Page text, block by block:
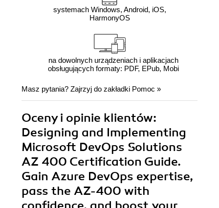
systemach Windows, Android, iOS,
HarmonyOS
na dowolnych urządzeniach i aplikacjach
obsługujących formaty: PDF, EPub, Mobi
Masz pytania? Zajrzyj do zakładki Pomoc »
Oceny i opinie klientów:
Designing and Implementing
Microsoft DevOps Solutions
AZ 400 Certification Guide.
Gain Azure DevOps expertise,
pass the AZ-400 with